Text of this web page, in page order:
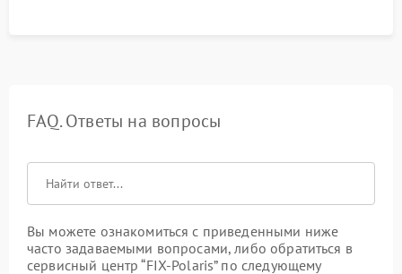
FAQ. Ответы на вопросы
Вы можете ознакомиться с приведенными ниже
часто задаваемыми вопросами, либо обратиться в
сервисный центр “FIX-Polaris” по следующему